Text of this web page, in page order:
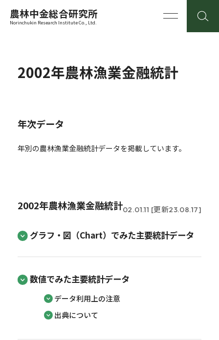
農林中金総合研究所
Norinchukin Research Institute Co., Ltd.
2002年農林漁業金融統計
年次データ
年別の農林漁業金融統計データを掲載しています。
2002年農林漁業金融統計02.01.11 [更新23.08.17]
グラフ・図（Chart）でみた主要統計データ
数値でみた主要統計データ
データ利用上の注意
出典について